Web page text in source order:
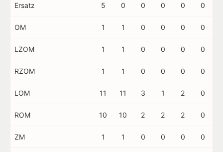
Ersatz 5 0 0 0 0 0
OM 1 1 0 0 0 0
LZOM 1 1 0 0 0 0
RZOM 1 1 0 0 0 0
LOM 11 11 3 1 2 0
ROM 10 10 2 2 2 0
ZM 1 1 0 0 0 0